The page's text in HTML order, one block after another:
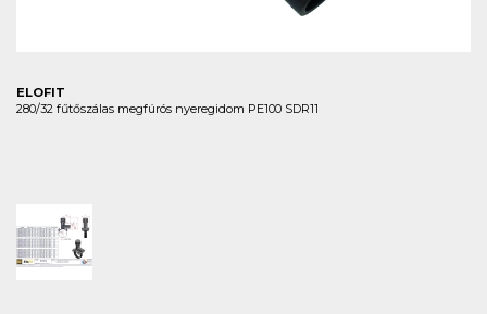
ELOFIT
280/32 fűtőszálas megfúrós nyeregidom PE100 SDR11